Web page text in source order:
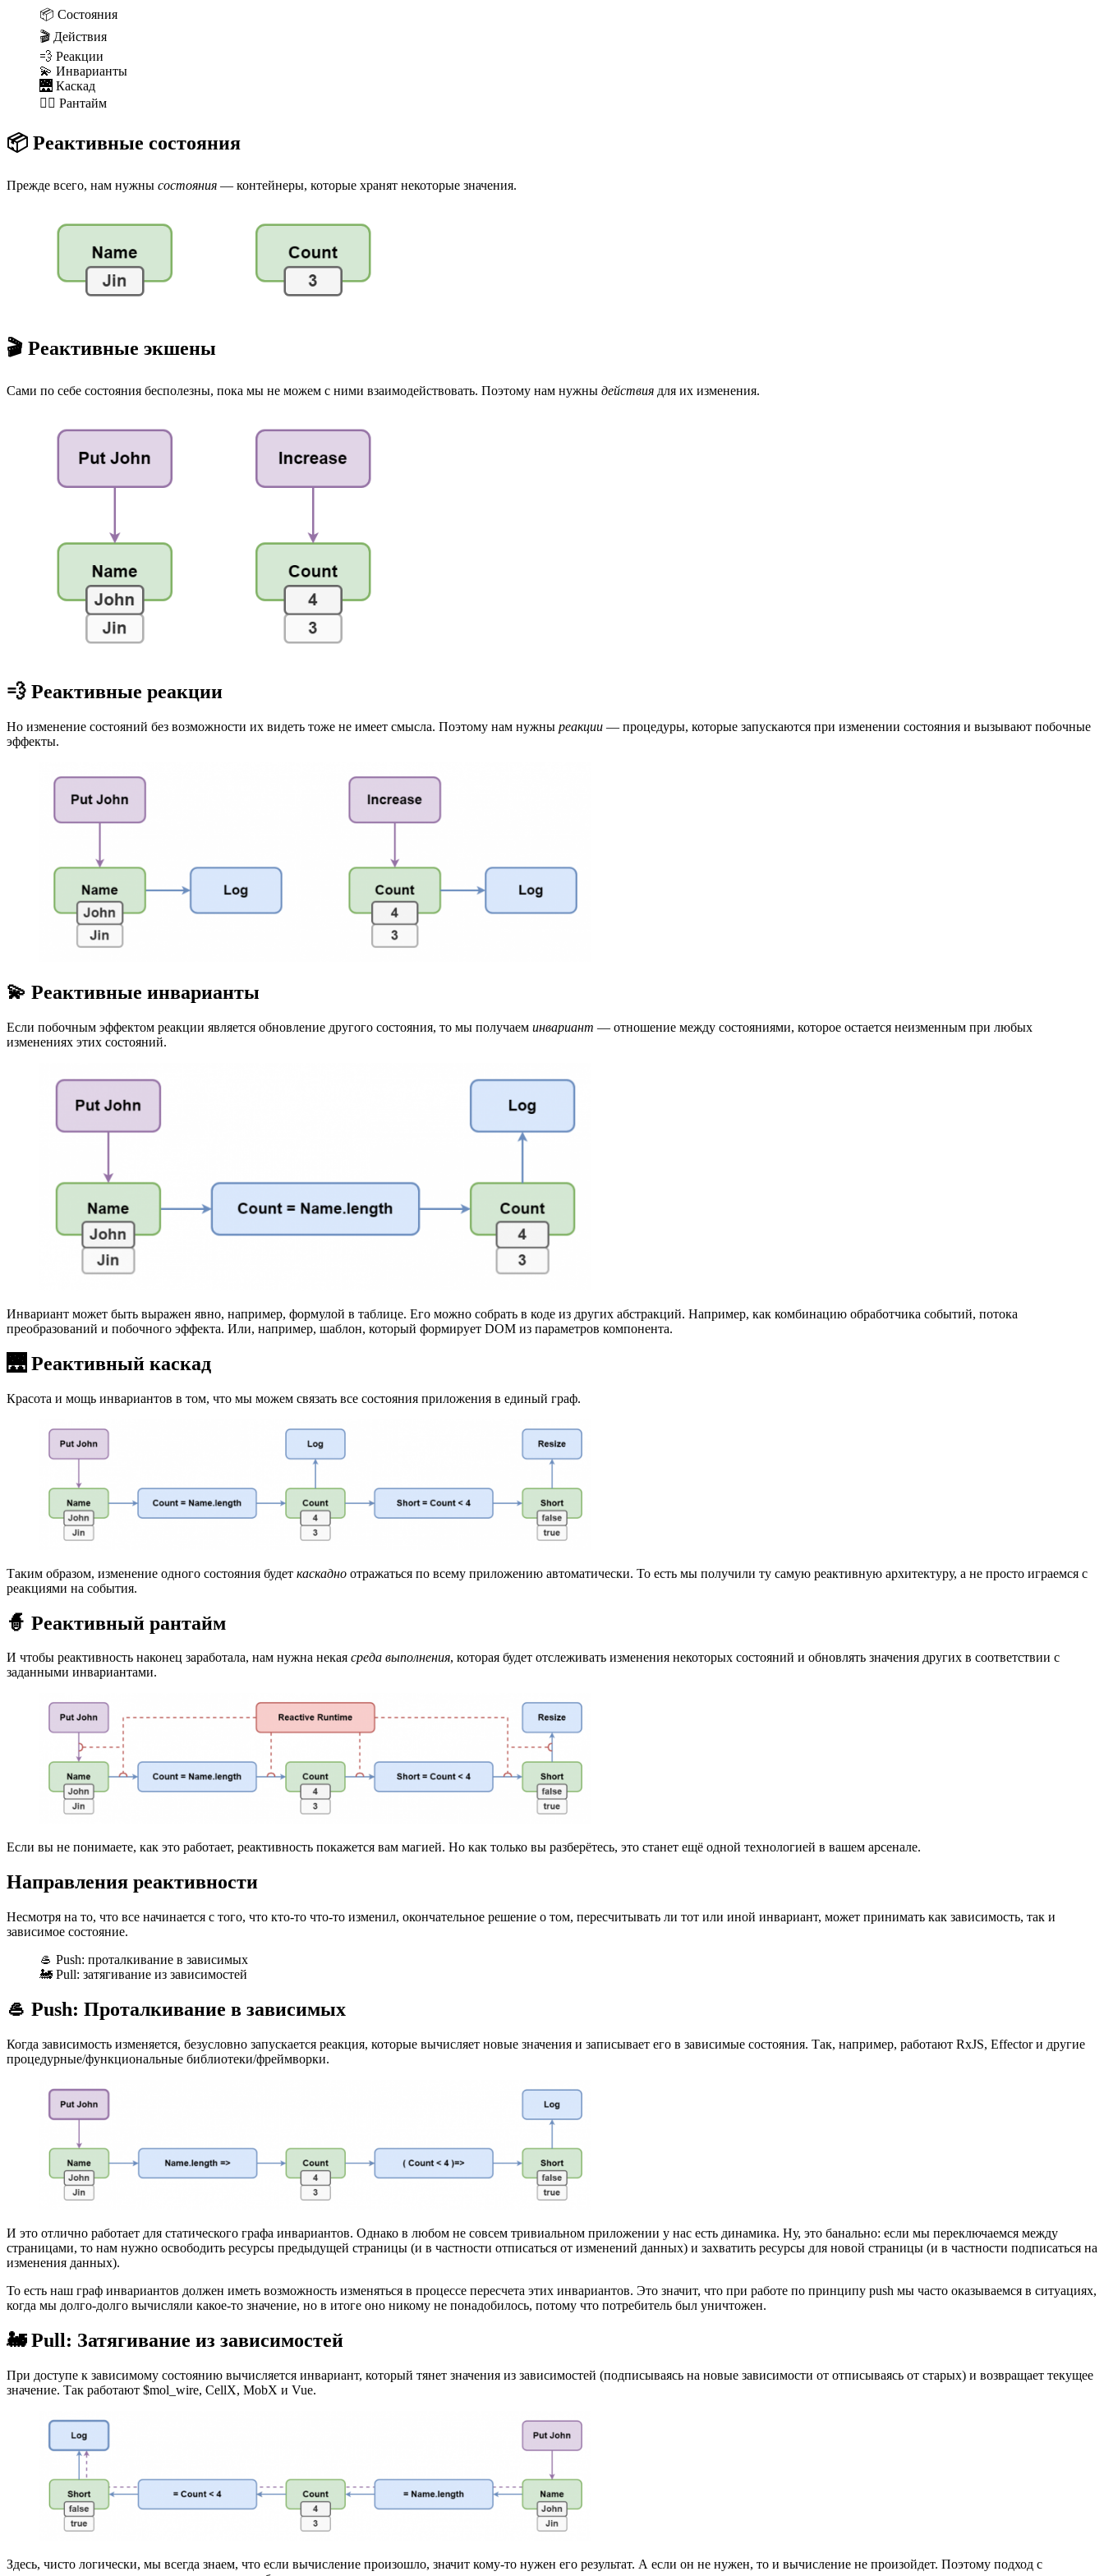
📦 Состояния
🎬 Действия
💨 Реакции
💫 Инварианты
🌉 Каскад
🧙‍♂️ Рантайм
📦 Реактивные состояния
Прежде всего, нам нужны состояния — контейнеры, которые хранят некоторые значения.
🎬 Реактивные экшены
Сами по себе состояния бесполезны, пока мы не можем с ними взаимодействовать. Поэтому нам нужны действия для их изменения.
💨 Реактивные реакции
Но изменение состояний без возможности их видеть тоже не имеет смысла. Поэтому нам нужны реакции — процедуры, которые запускаются при изменении состояния и вызывают побочные
эффекты.
💫 Реактивные инварианты
Если побочным эффектом реакции является обновление другого состояния, то мы получаем инвариант — отношение между состояниями, которое остается неизменным при любых
изменениях этих состояний.
Инвариант может быть выражен явно, например, формулой в таблице. Его можно собрать в коде из других абстракций. Например, как комбинацию обработчика событий, потока
преобразований и побочного эффекта. Или, например, шаблон, который формирует DOM из параметров компонента.
🌉 Реактивный каскад
Красота и мощь инвариантов в том, что мы можем связать все состояния приложения в единый граф.
Таким образом, изменение одного состояния будет каскадно отражаться по всему приложению автоматически. То есть мы получили ту самую реактивную архитектуру, а не просто играемся с
реакциями на события.
🧙 Реактивный рантайм
И чтобы реактивность наконец заработала, нам нужна некая среда выполнения, которая будет отслеживать изменения некоторых состояний и обновлять значения других в соответствии с
заданными инвариантами.
Если вы не понимаете, как это работает, реактивность покажется вам магией. Но как только вы разберётесь, это станет ещё одной технологией в вашем арсенале.
Направления реактивности
Несмотря на то, что все начинается с того, что кто-то что-то изменил, окончательное решение о том, пересчитывать ли тот или иной инвариант, может принимать как зависимость, так и
зависимое состояние.
🥌 Push: проталкивание в зависимых
🚂 Pull: затягивание из зависимостей
🥌 Push: Проталкивание в зависимых
Когда зависимость изменяется, безусловно запускается реакция, которые вычисляет новые значения и записывает его в зависимые состояния. Так, например, работают RxJS, Effector и другие
процедурные/функциональные библиотеки/фреймворки.
И это отлично работает для статического графа инвариантов. Однако в любом не совсем тривиальном приложении у нас есть динамика. Ну, это банально: если мы переключаемся между
страницами, то нам нужно освободить ресурсы предыдущей страницы (и в частности отписаться от изменений данных) и захватить ресурсы для новой страницы (и в частности подписаться на
изменения данных).
То есть наш граф инвариантов должен иметь возможность изменяться в процессе пересчета этих инвариантов. Это значит, что при работе по принципу push мы часто оказываемся в ситуациях,
когда мы долго-долго вычисляли какое-то значение, но в итоге оно никому не понадобилось, потому что потребитель был уничтожен.
🚂 Pull: Затягивание из зависимостей
При доступе к зависимому состоянию вычисляется инвариант, который тянет значения из зависимостей (подписываясь на новые зависимости от отписываясь от старых) и возвращает текущее
значение. Так работают $mol_wire, CellX, MobX и Vue.
Здесь, чисто логически, мы всегда знаем, что если вычисление произошло, значит кому-то нужен его результат. А если он не нужен, то и вычисление не произойдет. Поэтому подход с